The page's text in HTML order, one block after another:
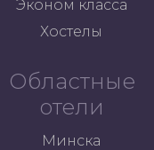
Эконом класса
Хостелы
Областные
отели
Минска